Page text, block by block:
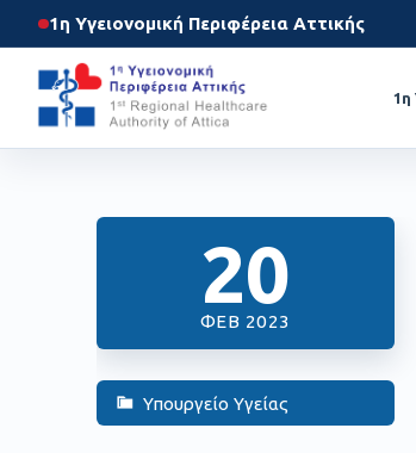
1η Υγειονομική Περιφέρεια Αττικής
1η
20
ΦΕΒ 2023
Υπουργείο Υγείας